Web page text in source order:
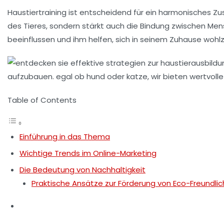
Haustiertraining ist entscheidend für ein harmonisches
des Tieres, sondern stärkt auch die Bindung zwischen
beeinflussen und ihm helfen, sich in seinem Zuhause
Table of Contents
Einführung in das Thema
Wichtige Trends im Online-Marketing
Die Bedeutung von Nachhaltigkeit
Praktische Ansätze zur Förderung von Eco-